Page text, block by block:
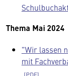
Thema Mai 2024
"Wir lassen
mit